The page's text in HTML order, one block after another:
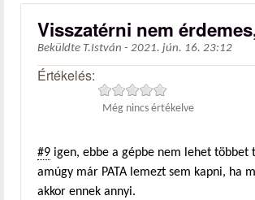
Visszatérni nem
Beküldte T.István - 2021. jún. 16. 23:12
Értékelés:
Még nincs értékelve
#9 igen, ebbe a gépbe nem lehet többet
amúgy már PATA lemezt sem kapni, ha
akkor ennek annyi.